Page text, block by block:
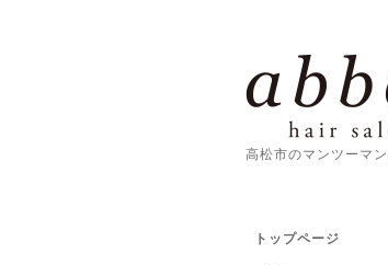
高松市のマンツーマ
トップページ